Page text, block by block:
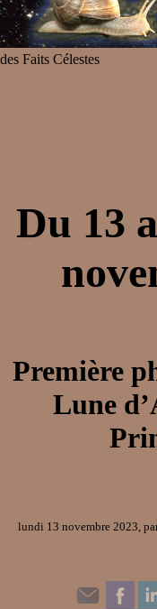
des Faits Célestes
Du 13
Première
Lune
lundi 13 novembre 2023,